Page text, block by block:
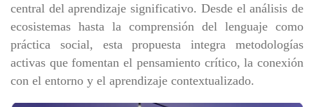
central del aprendizaje significativo. Desde el análisis de
ecosistemas hasta la comprensión del lenguaje como
práctica social, esta propuesta integra metodologías
activas que fomentan el pensamiento crítico, la conexión
con el entorno y el aprendizaje contextualizado.